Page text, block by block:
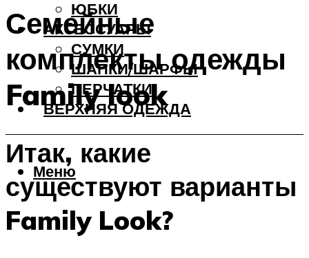
ЮБКИ
АКCЕССУАРЫ
СУМКИ
ШАПКИ/ШАРФЫ
ПЕРЧАТКИ
ВЕРХНЯЯ ОДЕЖДА
Меню
Семейные
комплекты одежды
Family look
Итак, какие
существуют варианты
Family Look?